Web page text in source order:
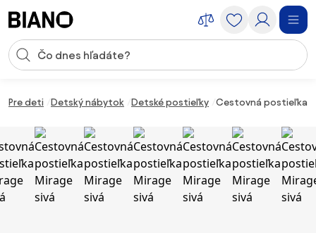
Vstup pre vyhľadávanie
Pre deti Detský nábytok Detské postieľky Cestovná postieľka